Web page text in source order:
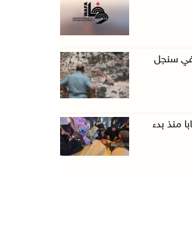
ميدانية مع عشرات ا ...
يتصاعد في أوساط ...
في نعلين غرب رام ا ...
في سنجل
و174,242 مصابا منذ بدء